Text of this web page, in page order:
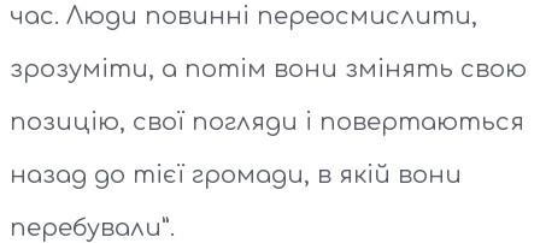
час. Люди повинні переосмислити,
зрозуміти, а потім вони змінять свою
позицію, свої погляди і повертаються
назад до тієї громади, в якій вони
перебували”.